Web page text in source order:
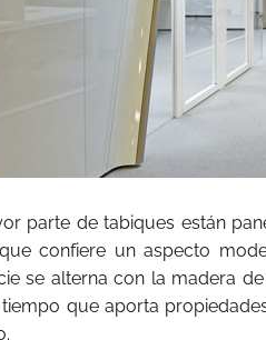
parte de tabiques están
que confiere un aspecto
se alterna con la madera
que aporta